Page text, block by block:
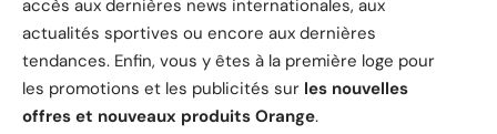
accès aux dernières news internationales, aux
actualités sportives ou encore aux dernières
tendances. Enfin, vous y êtes à la première loge pour
les promotions et les publicités sur les nouvelles
offres et nouveaux produits Orange.